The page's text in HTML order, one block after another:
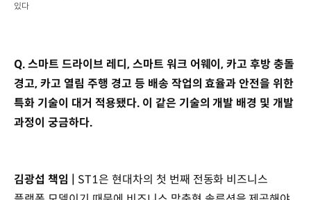
있다
Q. 스마트 드라이브 레디, 스마트 워크 어웨이, 카고 후방 충돌
경고, 카고 열림 주행 경고 등 배송 작업의 효율과 안전을 위한
특화 기술이 대거 적용됐다. 이 같은 기술의 개발 배경 및 개발
과정이 궁금하다.
김광섭 책임 | ST1은 현대차의 첫 번째 전동화 비즈니스